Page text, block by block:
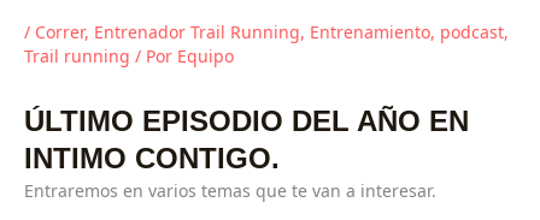
/ Correr, Entrenador Trail Running, Entrenamiento, podcast,
Trail running / Por Equipo
ÚLTIMO EPISODIO DEL AÑO EN
INTIMO CONTIGO.
Entraremos en varios temas que te van a interesar.